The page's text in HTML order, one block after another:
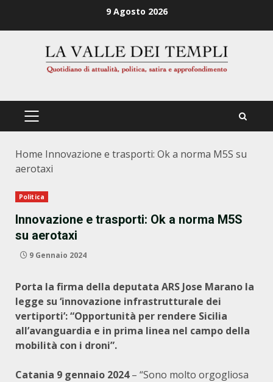
9 Agosto 2026
PRIMÄRES
Home Innovazione e trasporti: Ok a norma M5S su
aerotaxi
Politica
Innovazione e trasporti: Ok a norma M5S
su aerotaxi
9 Gennaio 2024
Porta la firma della deputata ARS Jose Marano la
legge su ‘innovazione infrastrutturale dei
vertiporti’: “Opportunità per rendere Sicilia
all’avanguardia e in prima linea nel campo della
mobilità con i droni”.
Catania 9 gennaio 2024– “Sono molto orgogliosa